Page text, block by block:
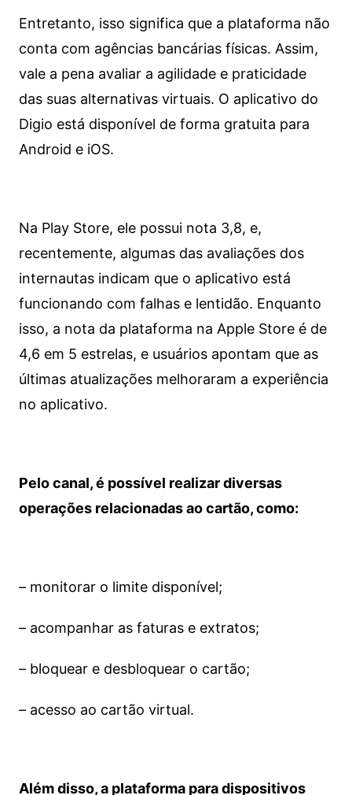
Entretanto, isso significa que a plataforma não
conta com agências bancárias físicas. Assim,
vale a pena avaliar a agilidade e praticidade
das suas alternativas virtuais. O aplicativo do
Digio está disponível de forma gratuita para
Android e iOS.
Na Play Store, ele possui nota 3,8, e,
recentemente, algumas das avaliações dos
internautas indicam que o aplicativo está
funcionando com falhas e lentidão. Enquanto
isso, a nota da plataforma na Apple Store é de
4,6 em 5 estrelas, e usuários apontam que as
últimas atualizações melhoraram a experiência
no aplicativo.
Pelo canal, é possível realizar diversas
operações relacionadas ao cartão, como:
– monitorar o limite disponível;
– acompanhar as faturas e extratos;
– bloquear e desbloquear o cartão;
– acesso ao cartão virtual.
Além disso, a plataforma para dispositivos